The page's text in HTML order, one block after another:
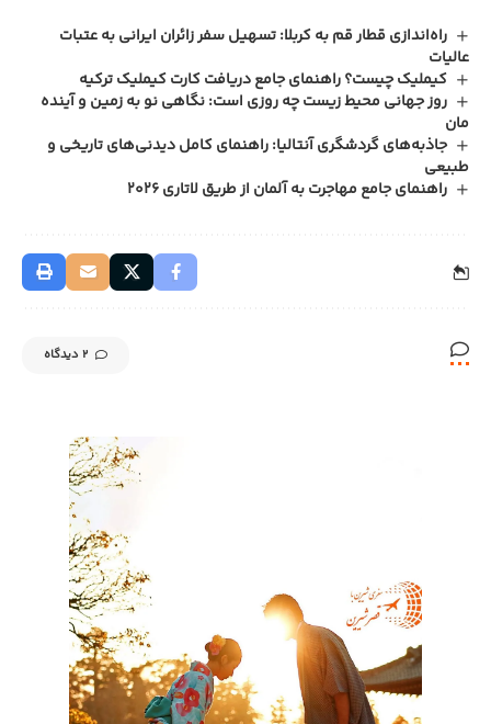
راه‌اندازی قطار قم به کربلا: تسهیل سفر زائران ایرانی به عتبات
عالیات
کیملیک چیست؟ راهنمای جامع دریافت کارت کیملیک ترکیه
روز جهانی محیط زیست چه روزی است: نگاهی نو به زمین و آینده
مان
جاذبه‌های گردشگری آنتالیا: راهنمای کامل دیدنی‌های تاریخی و
طبیعی
راهنمای جامع مهاجرت به آلمان از طریق لاتاری 2026
2 دیدگاه